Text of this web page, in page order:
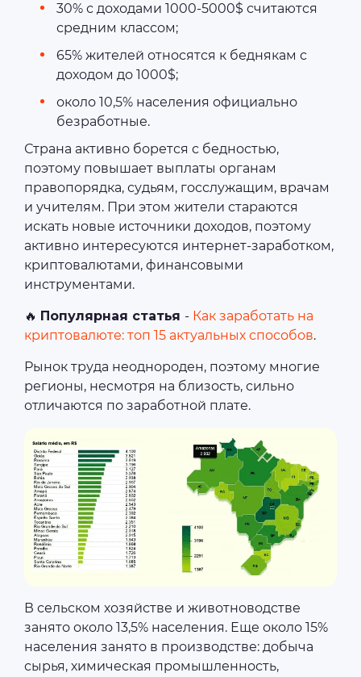
30% с доходами 1000-5000$ считаются
средним классом;
65% жителей относятся к беднякам с
доходом до 1000$;
около 10,5% населения официально
безработные.
Страна активно борется с бедностью,
поэтому повышает выплаты органам
правопорядка, судьям, госслужащим, врачам
и учителям. При этом жители стараются
искать новые источники доходов, поэтому
активно интересуются интернет-заработком,
криптовалютами, финансовыми
инструментами.
🔥 Популярная статья - Как заработать на
криптовалюте: топ 15 актуальных способов.
Рынок труда неоднороден, поэтому многие
регионы, несмотря на близость, сильно
отличаются по заработной плате.
В сельском хозяйстве и животноводстве
занято около 13,5% населения. Еще около 15%
населения занято в производстве: добыча
сырья, химическая промышленность,